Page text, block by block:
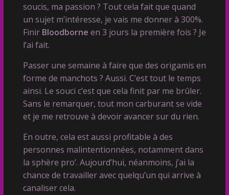
soucis, ma passion ? Tout cela fait que quand
un sujet m’intéresse, je vais me donner à 300%.
Finir Bloodborne en 3 jours la première fois ? Je
l’ai fait.
Passer une semaine à faire que des origamis en
forme de manchots ? Aussi. C’est tout le temps
ainsi. Le souci c’est que cela finit par me brûler.
Sans le remarquer, tout mon carburant se vide
et je me retrouve à devoir avancer sur du rien.
En outre, cela est aussi profitable à des
personnes malintentionnées, notamment dans
la sphère pro’. Aujourd’hui, néanmoins, j’ai la
chance de travailler avec quelqu’un qui arrive à
canaliser cela.